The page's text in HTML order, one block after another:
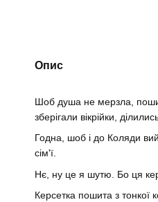
Опис
Шоб душа не мерзла,
зберігали вікрійки,
Годна, шоб і до Коляди
сім'ї.
Нє, ну це я шутю. Бо ця
Керсетка пошита з тонкої